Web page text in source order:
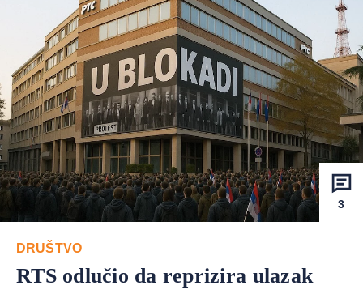
3
DRUŠTVO
RTS odlučio da reprizira ulazak